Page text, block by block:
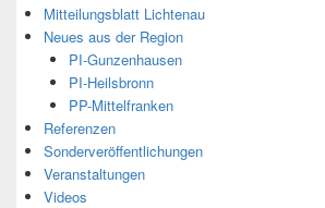
Mitteilungsblatt Lichtenau
Neues aus der Region
PI-Gunzenhausen
PI-Heilsbronn
PP-Mittelfranken
Referenzen
Sonderveröffentlichungen
Veranstaltungen
Videos